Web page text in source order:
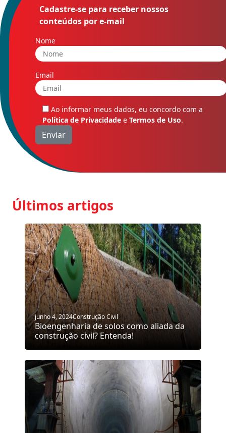
Cadastre-se para receber nossos
conteúdos por e-mail
Nome
Email
Ao informar meus dados, eu concordo com a
Política de Privacidade e Termos de Uso.
Últimos artigos
junho 4, 2024Construção Civil
Bioengenharia de solos como aliada da
construção civil? Entenda!